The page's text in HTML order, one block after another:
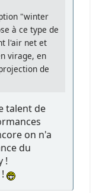
"winter
à ce type de
l'air net et
virage, en
de
talent de
on n'a
du
!
!